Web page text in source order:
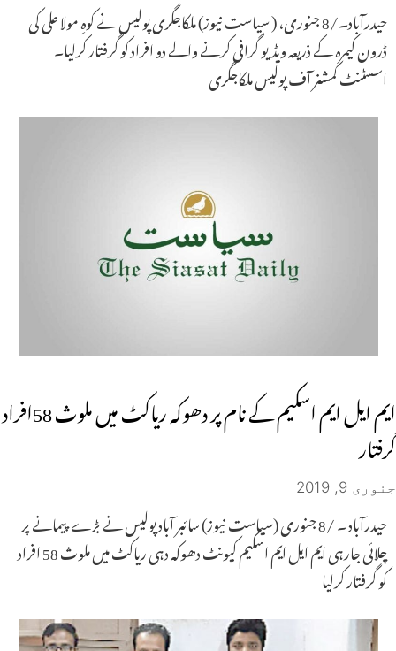
حیدرآباد۔/8 جنوری، ( سیاست نیوز) ملکاجگری پولیس نے کوہِ مولا علی کی
ڈرون کیمرہ کے ذریعہ ویڈیو گرافی کرنے والے دو افراد کو گرفتار کرلیا۔
اسسٹنٹ کمشنر آف پولیس ملکاجگری
ایم ایل ایم اسکیم کے نام پر دھوکہ ریاکٹ میں ملوث 58افراد
گرفتار
جنوری 9, 2019
حیدرآباد ۔ /8 جنوری (سیاست نیوز) سائبر آباد پولیس نے بڑے پیمانے پر
چلائی جارہی ایم ایل ایم اسکیم کیونٹ دھوکہ دہی ریاکٹ میں ملوث 58 افراد
کو گرفتار کرلیا